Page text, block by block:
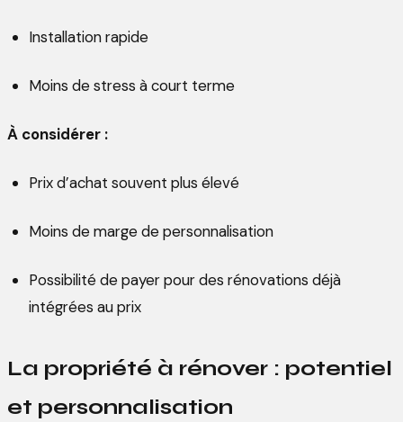
Installation rapide
Moins de stress à court terme
À considérer :
Prix d’achat souvent plus élevé
Moins de marge de personnalisation
Possibilité de payer pour des rénovations déjà
intégrées au prix
La propriété à rénover : potentiel
et personnalisation